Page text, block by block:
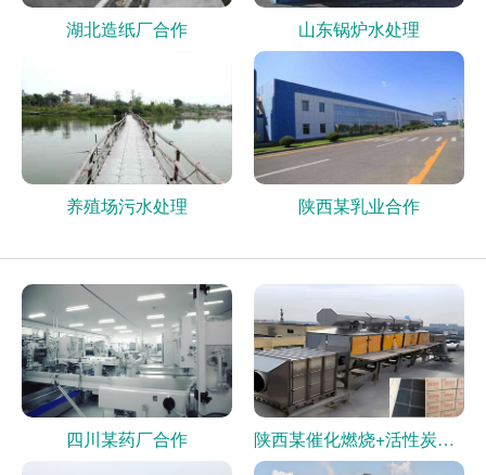
湖北造纸厂合作 山东锅炉水处理
养殖场污水处理 陕西某乳业合作
四川某药厂合作 陕西某催化燃烧+活性炭现场